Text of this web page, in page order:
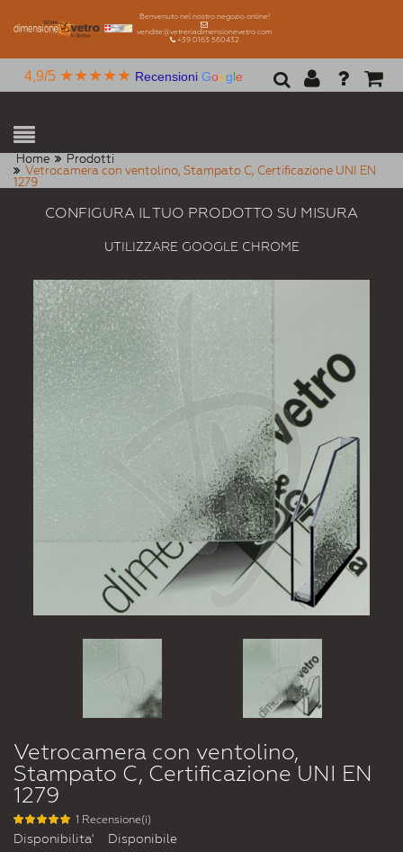
Benvenuto nel nostro negozio online!
vendite@vetreriadimensionevetro.com
+39 0163 560432
4,9/5 ★★★★★ Recensioni Google
Home
Prodotti
Vetrocamera con ventolino, Stampato C, Certificazione UNI EN
1279
CONFIGURA IL TUO PRODOTTO SU MISURA
UTILIZZARE GOOGLE CHROME
Vetrocamera con ventolino,
Stampato C, Certificazione UNI EN
1279
1 Recensione(i)
Disponibilita'
Disponibile